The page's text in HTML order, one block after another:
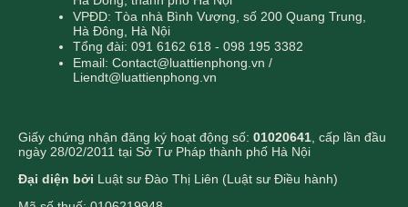
VPĐD: Tòa nhà Bình Vượng, số 200 Quang Trung,
Hà Đông, Hà Nội
Tổng đài: 091 6162 618 - 098 195 3382
Email: Contact@luattienphong.vn /
Liendt@luattienphong.vn
Giấy chứng nhận đăng ký hoạt động số: 01020641 , cấp lần đầu
ngày 28/02/2011 tại Sở Tư Pháp thành phố Hà Nội
Đại diện bởi Luật sư Đào Thị Liên (Luật sư Điều hành)